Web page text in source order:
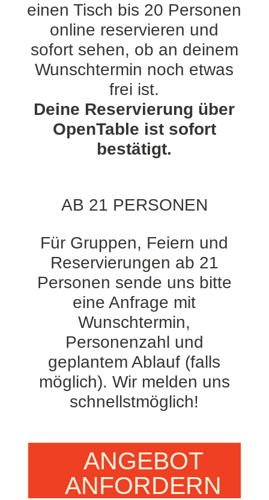
einen Tisch bis 20 Personen
online reservieren und
sofort sehen, ob an deinem
Wunschtermin noch etwas
frei ist.
Deine Reservierung über
OpenTable ist sofort
bestätigt.
AB 21 PERSONEN
Für Gruppen, Feiern und
Reservierungen ab 21
Personen sende uns bitte
eine Anfrage mit
Wunschtermin,
Personenzahl und
geplantem Ablauf (falls
möglich). Wir melden uns
schnellstmöglich!
ANGEBOT
ANFORDERN